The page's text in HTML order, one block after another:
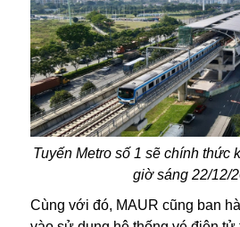
Tuyến Metro số 1 sẽ chính thức
giờ sáng 22/12/
Cùng với đó, MAUR cũng ban